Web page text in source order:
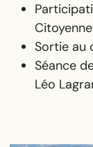
Sortie au
Séance
Léo